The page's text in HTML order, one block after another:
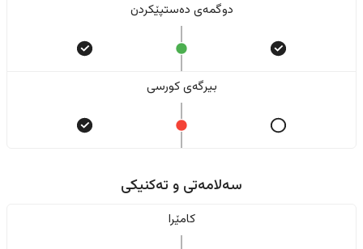
دوگمەی دەستپێکردن
بیرگەی کورسی
سەلامەتی و تەکنیکی
کامێرا